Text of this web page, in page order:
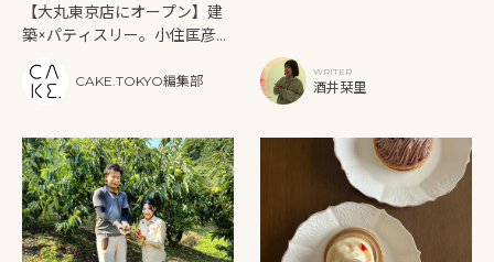
【大丸東京店にオープン】建
築×パティスリー。小住匡彦が
築”──「Masahiko Ozumi
Paris（マサヒコ オズミ パ
CAKE.TOKYO編集部
WRITER
酒井栞里